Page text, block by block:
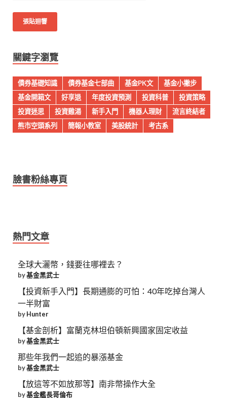
關鍵字瀏覽
債券基礎知識 債券基金七部曲 基金PK文
基金小撇步
基金開箱文
好享退 年度投資預測 投資科普
投資策略
投資迷思
投資雞湯 新手入門 機器人理財
流言終結者
熊市空頭系列
簡報小教室 美股統計 考古系
臉書粉絲專頁
熱門文章
全球大灑幣，錢要往哪裡去？
by基金黑武士
【投資新手入門】長期通膨的可怕：40年吃掉台灣人
一半財富
byHunter
【基金剖析】富蘭克林坦伯頓新興國家固定收益
by基金黑武士
那些年我們一起追的暴漲基金
by基金黑武士
【放這等不如放那等】南非幣操作大全
by基金艦長哥倫布